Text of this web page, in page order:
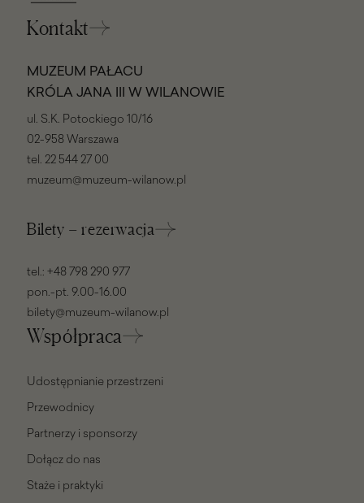
Kontakt
MUZEUM PAŁACU
KRÓLA JANA III W WILANOWIE
ul. S.K. Potockiego 10/16
02-958 Warszawa
tel. 22 544 27 00
muzeum@muzeum-wilanow.pl
Bilety – rezerwacja
tel.: +48 798 290 977
pon.-pt. 9.00-16.00
bilety@muzeum-wilanow.pl
Współpraca
Udostępnianie przestrzeni
Przewodnicy
Partnerzy i sponsorzy
Dołącz do nas
Staże i praktyki